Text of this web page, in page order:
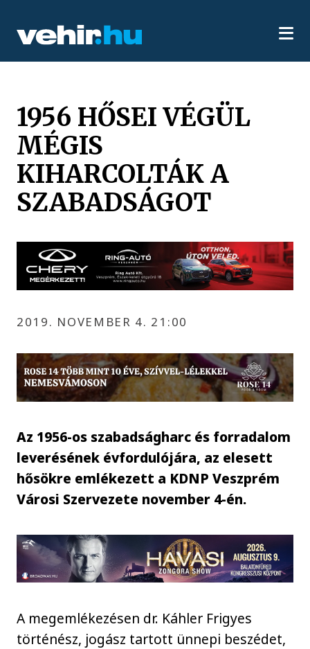
1956 HŐSEI VÉGÜL
MÉGIS
KIHARCOLTÁK A
SZABADSÁGOT
2019. NOVEMBER 4. 21:00
Az 1956-os szabadságharc és forradalom
leverésének évfordulójára, az elesett
hősökre emlékezett a KDNP Veszprém
Városi Szervezete november 4-én.
A megemlékezésen dr. Káhler Frigyes
történész, jogász tartott ünnepi beszédet,